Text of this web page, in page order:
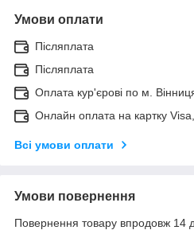
Умови оплати
Післяплата
Післяплата
Оплата кур'єрові по м.
Онлайн оплата на картку
Всі умови оплати
Умови повернення
Повернення товару впродовж 14